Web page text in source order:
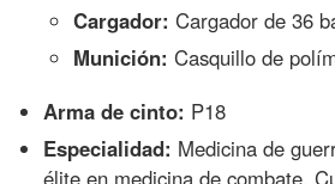
Cargador: Cargador de 36
Munición: Casquillo de
Arma de cinto: P18
Especialidad: Medicina de
élite en medicina de combate.